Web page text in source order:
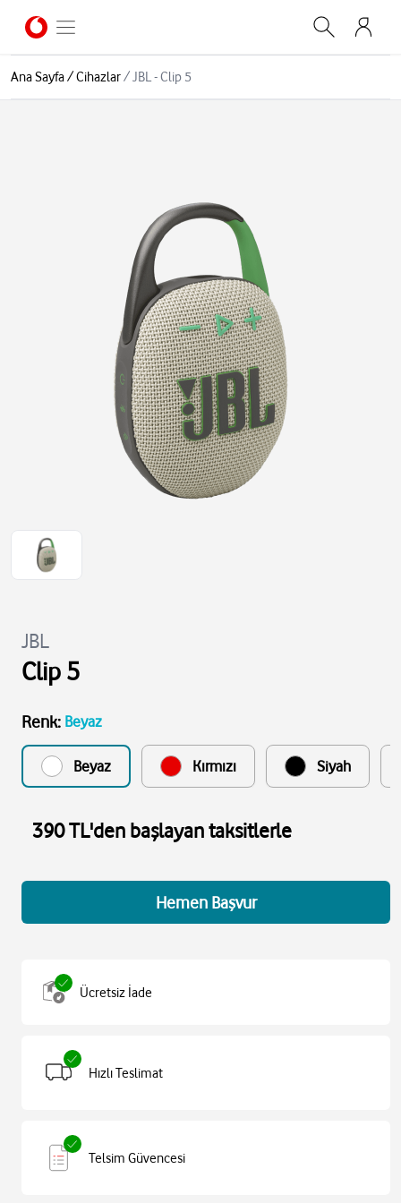
Ana Sayfa/Cihazlar/JBL - Clip 5
JBL
Clip 5
Renk: Beyaz
Beyaz Kırmızı Siyah
390 TL'den başlayan taksitlerle
Hemen Başvur
Ücretsiz İade
Hızlı Teslimat
Telsim Güvencesi